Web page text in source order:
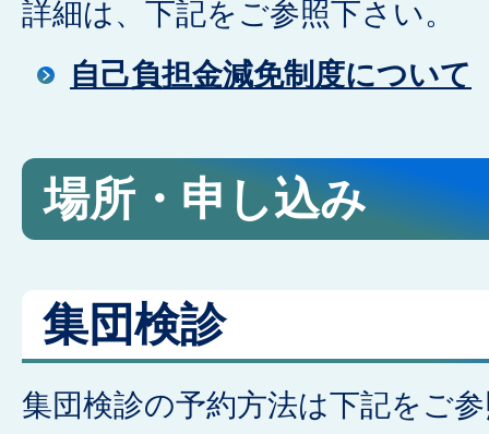
詳細は、下記をご参照下さい。
自己負担金減免制度について
場所・申し込み
集団検診
集団検診の予約方法は下記をご